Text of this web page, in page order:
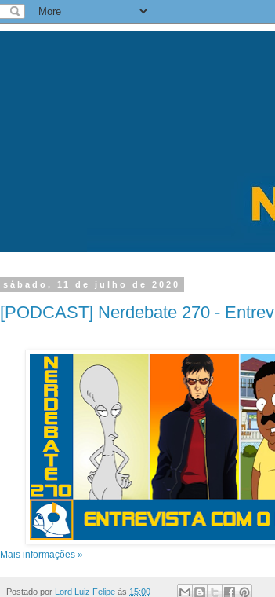
sábado, 11 de julho de 2020
[PODCAST] Nerdebate 270 -
Mais informações »
Postado por Lord Luiz Felipe às 15:00